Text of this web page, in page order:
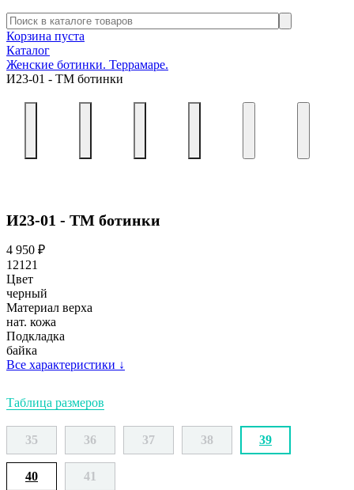
Корзина пуста
Каталог
Женские ботинки. Террамаре.
И23-01 - ТМ ботинки
И23-01 - ТМ ботинки
4 950 ₽
12121
Цвет
черный
Материал верха
нат. кожа
Подкладка
байка
Все характеристики ↓
Таблица размеров
35 36 37 38 39
40 41